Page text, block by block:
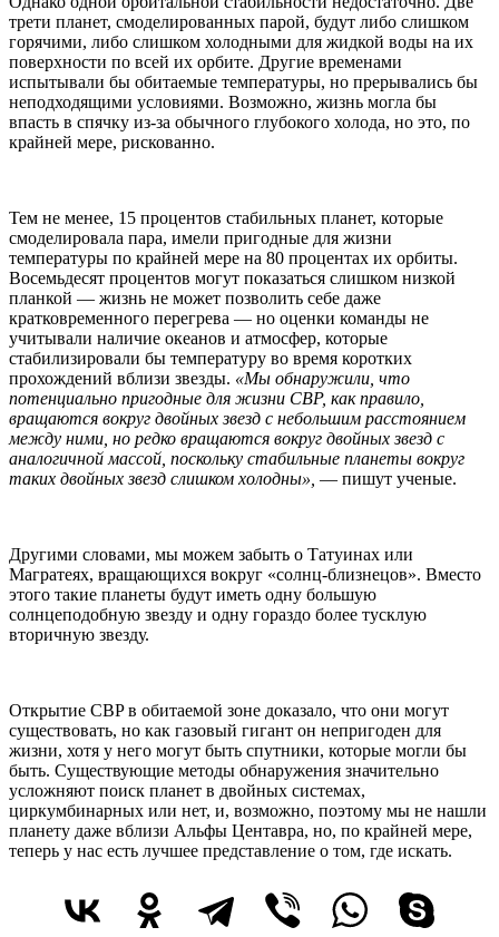
трети планет, смоделированных парой, будут либо слишком
горячими, либо слишком холодными для жидкой воды на их
поверхности по всей их орбите. Другие временами
испытывали бы обитаемые температуры, но прерывались бы
неподходящими условиями. Возможно, жизнь могла бы
впасть в спячку из-за обычного глубокого холода, но это, по
крайней мере, рискованно.
Тем не менее, 15 процентов стабильных планет, которые
смоделировала пара, имели пригодные для жизни
температуры по крайней мере на 80 процентах их орбиты.
Восемьдесят процентов могут показаться слишком низкой
планкой — жизнь не может позволить себе даже
кратковременного перегрева — но оценки команды не
учитывали наличие океанов и атмосфер, которые
стабилизировали бы температуру во время коротких
прохождений вблизи звезды. «Мы обнаружили, что
потенциально пригодные для жизни CBP, как правило,
вращаются вокруг двойных звезд с небольшим расстоянием
между ними, но редко вращаются вокруг двойных звезд с
аналогичной массой, поскольку стабильные планеты вокруг
таких двойных звезд слишком холодны», — пишут ученые.
Другими словами, мы можем забыть о Татуинах или
Магратеях, вращающихся вокруг «солнц-близнецов». Вместо
этого такие планеты будут иметь одну большую
солнцеподобную звезду и одну гораздо более тусклую
вторичную звезду.
Открытие CBP в обитаемой зоне доказало, что они могут
существовать, но как газовый гигант он непригоден для
жизни, хотя у него могут быть спутники, которые могли бы
быть. Существующие методы обнаружения значительно
усложняют поиск планет в двойных системах,
циркумбинарных или нет, и, возможно, поэтому мы не нашли
планету даже вблизи Альфы Центавра, но, по крайней мере,
теперь у нас есть лучшее представление о том, где искать.